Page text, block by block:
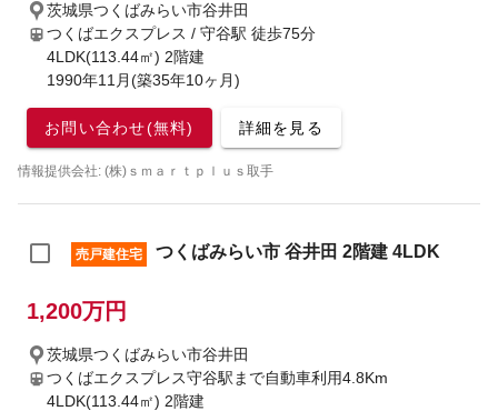
茨城県つくばみらい市谷井田
つくばエクスプレス / 守谷駅 徒歩75分
4LDK(113.44㎡) 2階建
1990年11月(築35年10ヶ月)
お問い合わせ(無料) 詳細を見る
情報提供会社: (株)ｓｍａｒｔｐｌｕｓ取手
売戸建住宅 つくばみらい市 谷井田 2階建 4LDK
1,200万円
茨城県つくばみらい市谷井田
つくばエクスプレス守谷駅まで自動車利用4.8Km
4LDK(113.44㎡) 2階建